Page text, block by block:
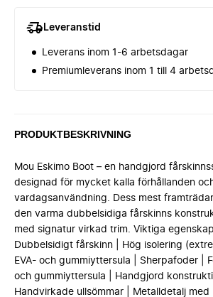
Leveranstid
Leverans inom 1-6 arbetsdagar
Premiumleverans inom 1 till 4
PRODUKTBESKRIVNING
Mou Eskimo Boot – en handgjord
designad för mycket kalla förhållanden
vardagsanvändning. Dess mest
den varma dubbelsidiga fårskinns
med signatur virkad trim. Viktiga
Dubbelsidigt fårskinn | Hög isolering
EVA- och gummiyttersula | Sherpafoder |
och gummiyttersula | Handgjord
Handvirkade ullsömmar | Metalldetalj